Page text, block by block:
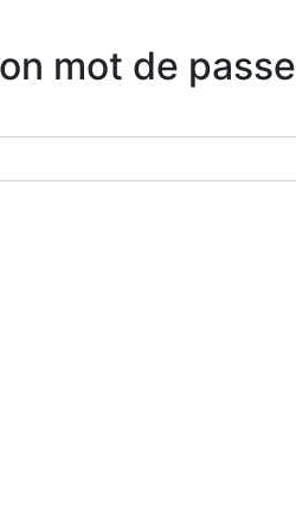
mot de passe